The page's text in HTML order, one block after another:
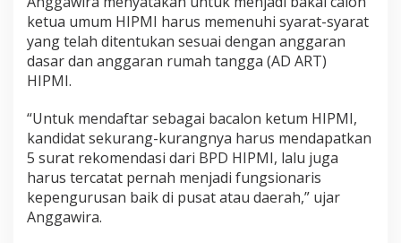
ketua umum HIPMI harus memenuhi syarat-syarat
yang telah ditentukan sesuai dengan anggaran
dasar dan anggaran rumah tangga (AD ART)
HIPMI.
“Untuk mendaftar sebagai bacalon ketum HIPMI,
kandidat sekurang-kurangnya harus mendapatkan
5 surat rekomendasi dari BPD HIPMI, lalu juga
harus tercatat pernah menjadi fungsionaris
kepengurusan baik di pusat atau daerah,” ujar
Anggawira.